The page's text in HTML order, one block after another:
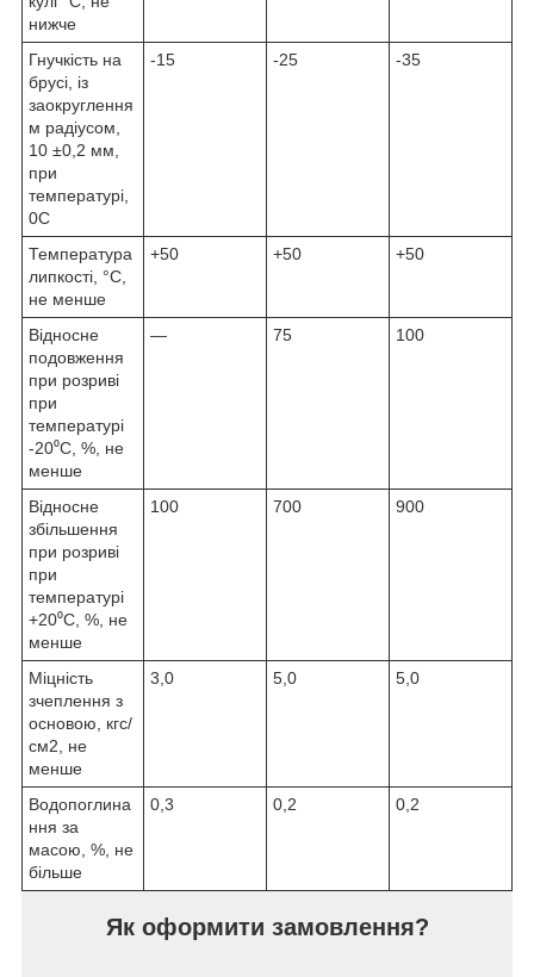
нижче
Гнучкість на
брусі, із
заокруглення
м радіусом,
10 ±0,2 мм,
при
температурі,
0С
-15 -25 -35
Температура
липкості, °С,
не менше
+50 +50 +50
Відносне
подовження
при розриві
при
температурі
-20⁰С, %, не
менше
— 75 100
Відносне
збільшення
при розриві
при
температурі
+20⁰С, %, не
менше
100 700 900
Міцність
зчеплення з
основою, кгс/
см2, не
менше
3,0 5,0 5,0
Водопоглина
ння за
масою, %, не
більше
0,3 0,2 0,2
Як оформити замовлення?